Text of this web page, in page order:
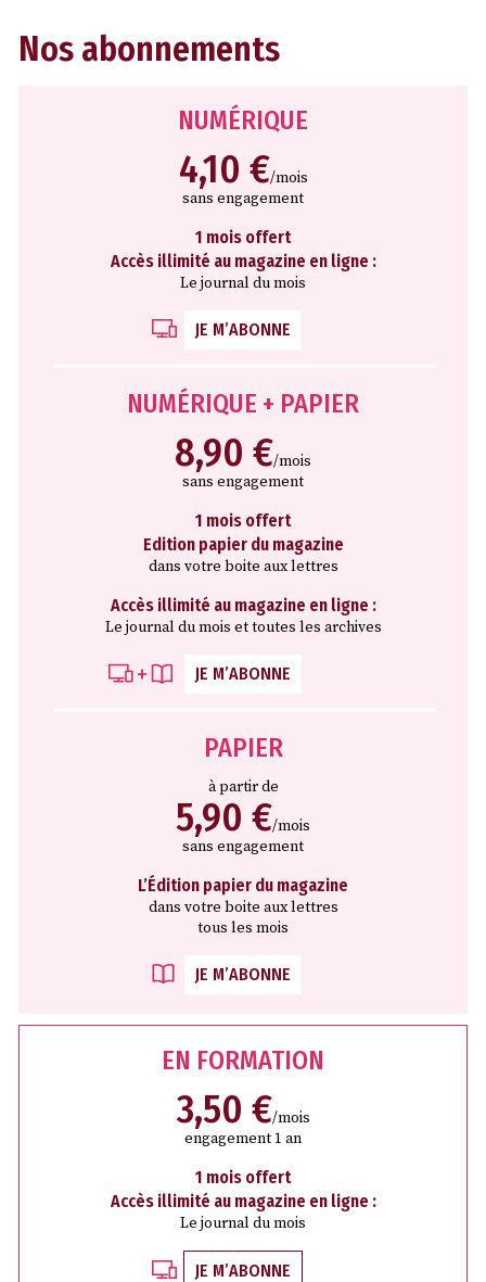
Nos abonnements
NUMÉRIQUE
4,10 €/mois
sans engagement
1 mois offert
Accès illimité au magazine en ligne :
Le journal du mois
JE M’ABONNE
NUMÉRIQUE + PAPIER
8,90 €/mois
sans engagement
1 mois offert
Edition papier du magazine
dans votre boite aux lettres
Accès illimité au magazine en ligne :
Le journal du mois et toutes les archives
JE M’ABONNE
PAPIER
à partir de
5,90 €/mois
sans engagement
L’Édition papier du magazine
dans votre boite aux lettres
tous les mois
JE M’ABONNE
EN FORMATION
3,50 €/mois
engagement 1 an
1 mois offert
Accès illimité au magazine en ligne :
Le journal du mois
JE M’ABONNE